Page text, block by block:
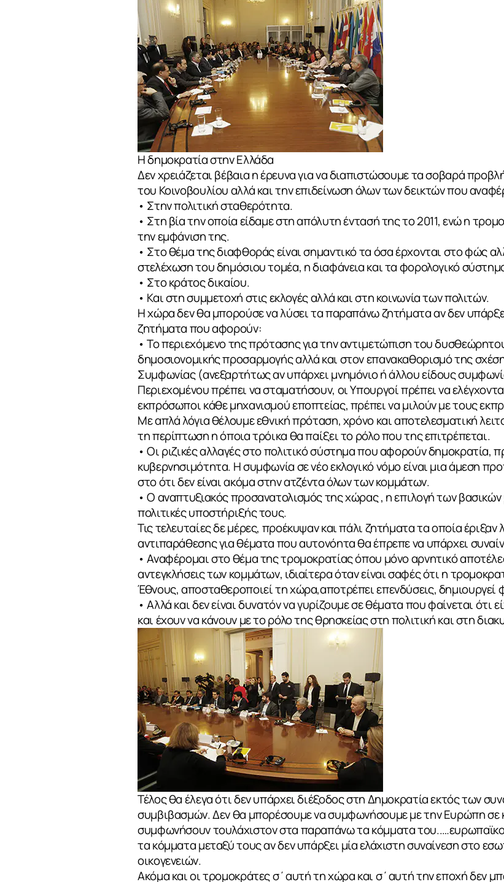
ΝΕΑ
ΕΠΙΚΟΙΝΩΝΙΑ
Η δημοκρατία στην Ελλάδα
Δεν χρειάζεται βέβαια η έρευνα για να διαπιστώσουμε τα σοβαρά
του Κοινοβουλίου αλλά και την επιδείνωση όλων των δεικτών που
• Στην πολιτική σταθερότητα.
• Στη βία την οποία είδαμε στη απόλυτη έντασή της το 2011, ενώ η
την εμφάνιση της.
• Στο θέμα της διαφθοράς είναι σημαντικό τα όσα έρχονται στο φώς
στελέχωση του δημόσιου τομέα, η διαφάνεια και τα φορολογικό
• Στο κράτος δικαίου.
• Και στη συμμετοχή στις εκλογές αλλά και στη κοινωνία των πολιτών.
Η χώρα δεν θα μπορούσε να λύσει τα παραπάνω ζητήματα αν δεν
ζητήματα που αφορούν:
• Το περιεχόμενο της πρότασης για την αντιμετώπιση του
δημοσιονομικής προσαρμογής αλλά και στον επανακαθορισμό της
Συμφωνίας (ανεξαρτήτως αν υπάρχει μνημόνιο ή άλλου είδους
Περιεχομένου πρέπει να σταματήσουν, οι Υπουργοί πρέπει να
εκπρόσωποι κάθε μηχανισμού εποπτείας, πρέπει να μιλούν με τους
Με απλά λόγια θέλουμε εθνική πρόταση, χρόνο και αποτελεσματική
τη περίπτωση η όποια τρόικα θα παίξει το ρόλο που της επιτρέπεται.
• Οι ριζικές αλλαγές στο πολιτικό σύστημα που αφορούν δημοκρατία,
κυβερνησιμότητα. Η συμφωνία σε νέο εκλογικό νόμο είναι μια άμεση
στο ότι δεν είναι ακόμα στην ατζέντα όλων των κομμάτων.
• Ο αναπτυξιακός προσανατολισμός της χώρας , η επιλογή των
πολιτικές υποστήριξής τους.
Τις τελευταίες δε μέρες, προέκυψαν και πάλι ζητήματα τα οποία
αντιπαράθεσης για θέματα που αυτονόητα θα έπρεπε να υπάρχει
• Αναφέρομαι στο θέμα της τρομοκρατίας όπου μόνο αρνητικό
αντεγκλήσεις των κομμάτων, ιδιαίτερα όταν είναι σαφές ότι η
Έθνους, αποσταθεροποιεί τη χώρα,αποτρέπει επενδύσεις, δημιουργεί
• Αλλά και δεν είναι δυνατόν να γυρίζουμε σε θέματα που φαίνεται ότι
και έχουν να κάνουν με το ρόλο της θρησκείας στη πολιτική και στη
Τέλος θα έλεγα ότι δεν υπάρχει διέξοδος στη Δημοκρατία εκτός των
συμβιβασμών. Δεν θα μπορέσουμε να συμφωνήσουμε με την Ευρώπη σε
συμφωνήσουν τουλάχιστον στα παραπάνω τα κόμματα
τα κόμματα μεταξύ τους αν δεν υπάρξει μία ελάχιστη συναίνεση στο
οικογενειών.
Ακόμα και οι τρομοκράτες σ΄αυτή τη χώρα και σ΄αυτή την εποχή δεν